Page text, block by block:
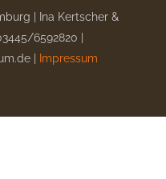
| Ina Kertscher &
6592820 |
|
Impressum